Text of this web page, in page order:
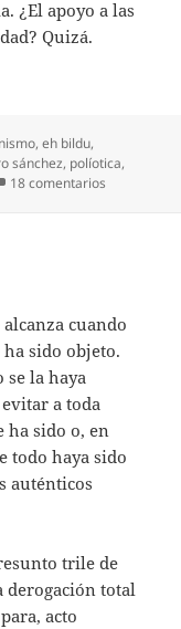
¿El apoyo a las
Quizá.
,eh bildu,
sánchez, políotica,
18 comentarios
cuando
sido objeto.
la haya
a toda
ha sido o, en
todo haya sido
auténticos
trile de
derogación total
acto